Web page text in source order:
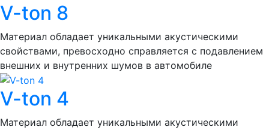
V-ton 8
Материал обладает уникальными акустическими
свойствами, превосходно справляется с подавлением
внешних и внутренних шумов в автомобиле
V-ton 4
Материал обладает уникальными акустическими